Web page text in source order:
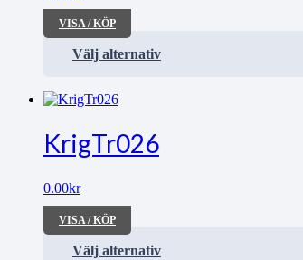
VISA / KÖP
Välj alternativ
KrigTr026
0.00kr
VISA / KÖP
Välj alternativ